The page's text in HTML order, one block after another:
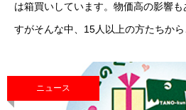
は箱買いしています。物価高の影響
すがそんな中、15人以上の方たちから
は肌触りがよいですし
ニュース